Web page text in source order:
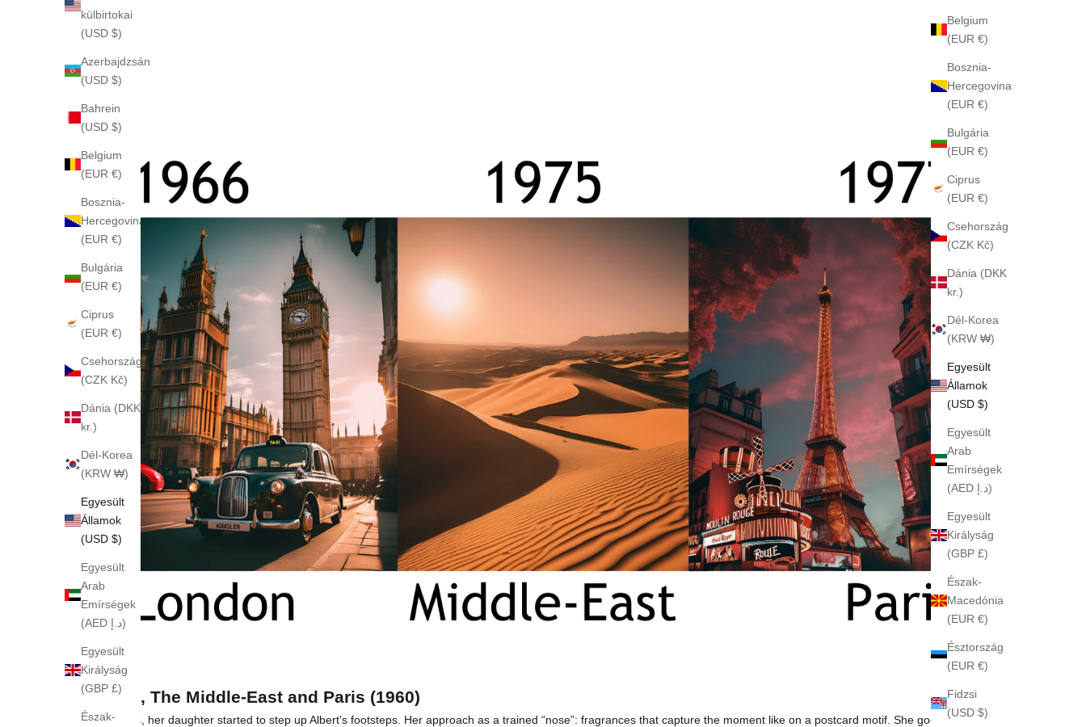
Belgium
(EUR €)
Bosznia-
Hercegovina
(EUR €)
Bulgária
(EUR €)
Ciprus
(EUR €)
Csehország
(CZK Kč)
Dánia (DKK
kr.)
Dél-Korea
(KRW ₩)
Egyesült
Államok
(USD $)
Egyesült
Arab
Emírségek
(AED د.إ)
Egyesült
Királyság
(GBP £)
Észak-
Macedónia
(EUR €)
Észtország
(EUR €)
Fidzsi
(USD $)
külbirtokai
(USD $)
Azerbajdzsán
(USD $)
Bahrein
(USD $)
Belgium
(EUR €)
Bosznia-
Hercegovina
(EUR €)
Bulgária
(EUR €)
Ciprus
(EUR €)
Csehország
(CZK Kč)
Dánia (DKK
kr.)
Dél-Korea
(KRW ₩)
Egyesült
Államok
(USD $)
Egyesült
Arab
Emírségek
(AED د.إ)
Egyesült
Királyság
(GBP £)
Észak-
London, The Middle-East and Paris (1960)
In the 1960s, her daughter started to step up Albert's footsteps. Her approach as a trained “nose”: fragrances that capture the moment like on a postcard motif. She goes with her